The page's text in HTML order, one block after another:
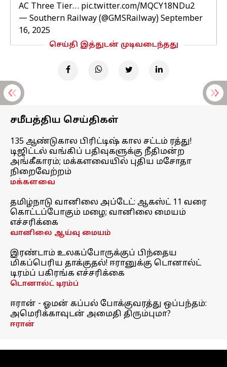
AC Three Tier… pic.twitter.com/MQCY18NDu2
— Southern Railway (@GMSRailway) September
16, 2025
செய்தி இத்துடன் முடிவடைந்தது
சமீபத்திய செய்திகள்
135 ஆண்டுகால பிரிட்டிஷ் கால சட்டம் ரத்து!
டிஜிட்டல் வங்கிப் பதிவுகளுக்கு நீதிமன்ற
அங்கீகாரம்; மக்களவையில் புதிய மசோதா
நிறைவேற்றம்
மக்களவை
தமிழ்நாடு வானிலை அப்டேட்: ஆகஸ்ட் 11 வரை
கொட்டப்போகும் மழை; வானிலை மையம்
எச்சரிக்கை
வானிலை ஆய்வு மையம்
இரண்டாம் உலகப்போருக்குப் பிந்தைய
மிகப்பெரிய தாக்குதல்! ஈரானுக்கு டொனால்ட்
டிரம்ப் பகிரங்க எச்சரிக்கை
டொனால்ட் டிரம்ப்
ஈரான் - ஓமன் கப்பல் போக்குவரத்து ஒப்பந்தம்:
அமெரிக்காவுடன் அமைதி திரும்புமா?
ஈரான்